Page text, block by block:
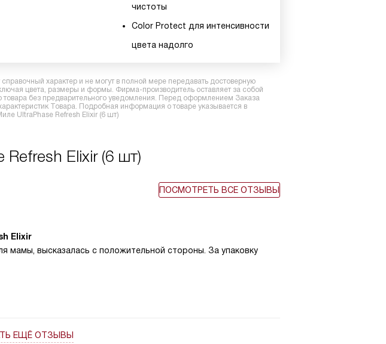
чистоты
Color Protect для интенсивности
цвета надолго
характер и не могут в полной мере передавать достоверную
цвета, размеры и формы. Фирма-производитель оставляет за собой
без предварительного уведомления. Перед оформлением Заказа
Товара. Подробная информация о товаре указывается в
UltraPhase Refresh Elixir (6 шт)
Elixir (6 шт)
ПОСМОТРЕТЬ ВСЕ ОТЗЫВЫ
Elixir
мамы, высказалась с положительной стороны. За упаковку
ЕЩЁ ОТЗЫВЫ